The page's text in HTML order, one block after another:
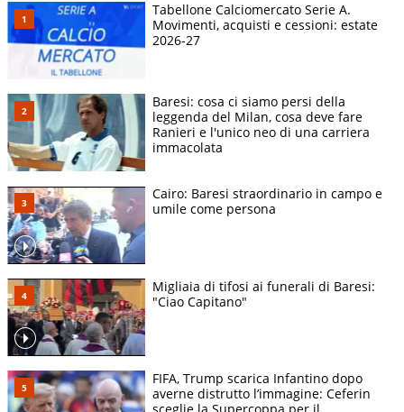
Tabellone Calciomercato Serie A.
Movimenti, acquisti e cessioni: estate
2026-27
Baresi: cosa ci siamo persi della
leggenda del Milan, cosa deve fare
Ranieri e l'unico neo di una carriera
immacolata
Cairo: Baresi straordinario in campo e
umile come persona
Migliaia di tifosi ai funerali di Baresi:
"Ciao Capitano"
FIFA, Trump scarica Infantino dopo
averne distrutto l’immagine: Ceferin
sceglie la Supercoppa per il